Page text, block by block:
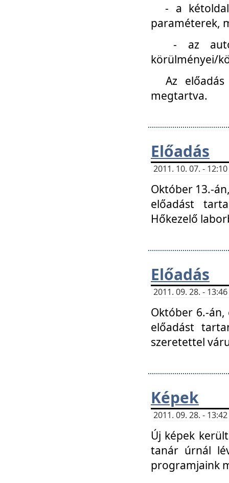
- a kétoldali
paraméterek,
- az
körülményei/
Az
megtartva.
Előadás
2011. 10. 07. -
Október 13.-
előadást
Hőkezelő
Előadás
2011. 09. 28. -
Október 6.-
előadást
szeretettel
Képek
2011. 09. 28. -
Új képek
tanár úrnál
programjaink